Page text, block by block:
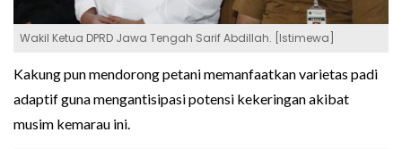
Wakil Ketua DPRD Jawa Tengah Sarif Abdillah. [Istimewa]
Kakung pun mendorong petani memanfaatkan varietas padi
adaptif guna mengantisipasi potensi kekeringan akibat
musim kemarau ini.